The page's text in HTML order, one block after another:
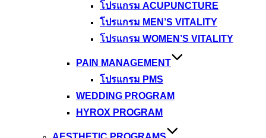
โปรแกรม ACUPUNCTURE
โปรแกรม MEN’S VITALITY
โปรแกรม WOMEN’S VITALITY
PAIN MANAGEMENT
โปรแกรม PMS
WEDDING PROGRAM
HYROX PROGRAM